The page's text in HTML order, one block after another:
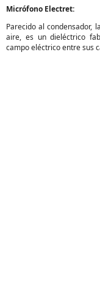
Micrófono Electret:
Parecido al condensador,
aire, es un dieléctrico
campo eléctrico entre sus